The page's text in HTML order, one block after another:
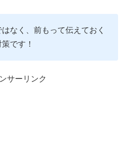
なく、前もって伝えておく
です！
サーリンク